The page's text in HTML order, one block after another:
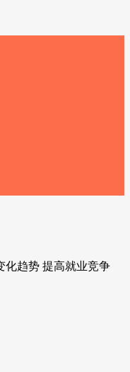
化趋势 提高就业竞争